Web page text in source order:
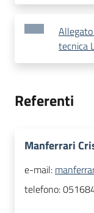
tecnica
Referenti
Manferrari
e-mail:
telefono: